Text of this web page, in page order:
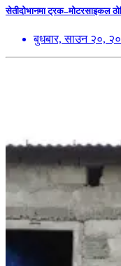
सेतीदोभानमा ट्रक–मोटरसाइकल
बुधबार, साउन २०,